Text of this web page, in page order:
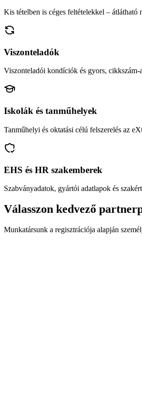
Kis tételben is céges feltételekkel –
Viszonteladók
Viszonteladói kondíciók és gyors,
Iskolák és tanműhelyek
Tanműhelyi és oktatási célú felszerelés az
EHS és HR szakemberek
Szabványadatok, gyártói adatlapok és
Válasszon kedvező
Munkatársunk a regisztrációja alapján